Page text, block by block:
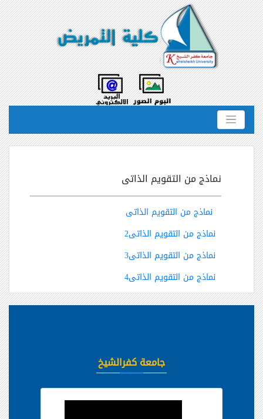
نماذج من التقويم الذاتى
نماذج من التقويم الذاتى
نماذج من التقويم الذاتى2
نماذج من التقويم الذاتى3
نماذج من التقويم الذاتى4
جامعة كفرالشيخ